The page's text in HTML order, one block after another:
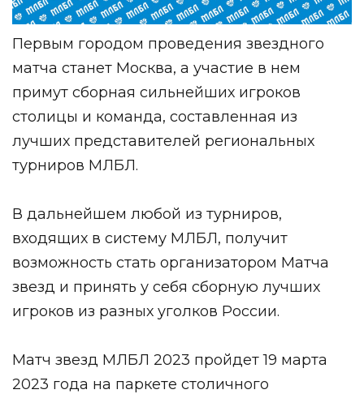
Первым городом проведения звездного
матча станет Москва, а участие в нем
примут сборная сильнейших игроков
столицы и команда, составленная из
лучших представителей региональных
турниров МЛБЛ.
В дальнейшем любой из турниров,
входящих в систему МЛБЛ, получит
возможность стать организатором Матча
звезд и принять у себя сборную лучших
игроков из разных уголков России.
Матч звезд МЛБЛ 2023 пройдет 19 марта
2023 года на паркете столичного